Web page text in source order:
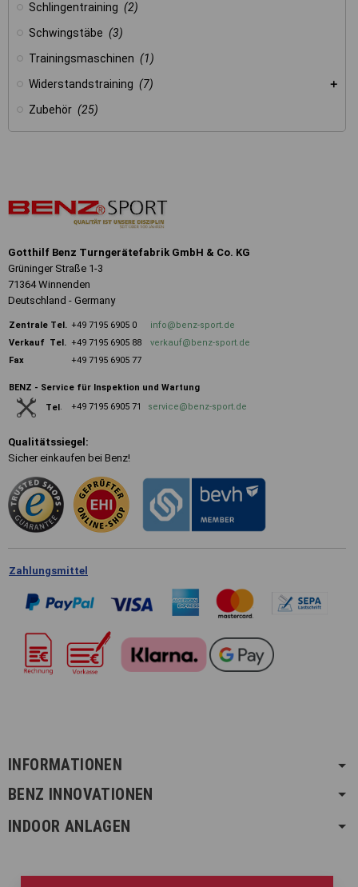
Schlingentraining (2)
Schwingstäbe (3)
Trainingsmaschinen (1)
Widerstandstraining (7)
Zubehör (25)
Gotthilf Benz Turngerätefabrik GmbH & Co. KG
Grüninger Straße 1-3
71364 Winnenden
Deutschland - Germany
Zentrale Tel. +49 7195 6905 0
info@benz-sport.de
Verkauf Tel. +49 7195 6905 88
verkauf@benz-sport.de
Fax
+49 7195 6905 77
BENZ - Service für Inspektion und Wartung
Tel. +49 7195 6905 71 service@benz-sport.de
Qualitätssiegel:
Sicher einkaufen bei Benz!
Zahlungsmittel
INFORMATIONEN
BENZ INNOVATIONEN
INDOOR ANLAGEN